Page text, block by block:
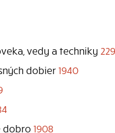
vedy a techniky
dobier 1940
dobro 1908